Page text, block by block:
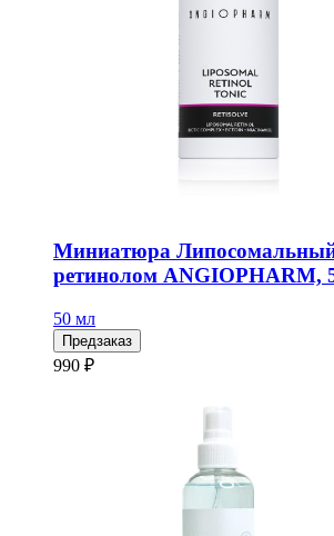
Миниатюра
ретинолом ANGIOPHARM,
50 мл
Предзаказ
990 ₽